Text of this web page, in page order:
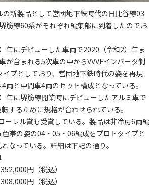
新製品として営団地下鉄時代の日比谷線03
筋線60系がそれぞれ編集部に到着したのでお
年にデビューした車両で2020（令和2）年ま
が含まれる5次車の中からVVVFインバータ制
プとしており、営団地下鉄時代の姿を再現
両と中間車4両のセット構成となっている。
年に堺筋線開業時にデビューしたアルミ車で
するために規格が合わせられている。
ーレル賞も受賞している。製品は非冷房6両編
帯の姿の04・05・06編成をプロトタイプと
なっている。詳細は下記の通り。
円（税込）
円（税込）